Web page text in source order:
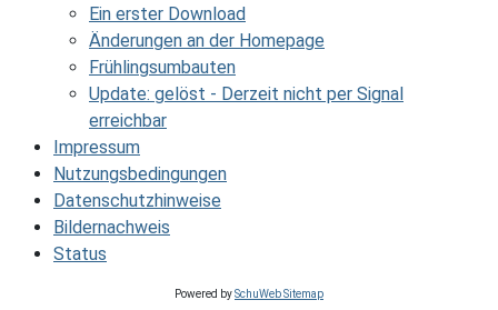
Ein erster Download
Änderungen an der Homepage
Frühlingsumbauten
Update: gelöst - Derzeit nicht per Signal
erreichbar
Impressum
Nutzungsbedingungen
Datenschutzhinweise
Bildernachweis
Status
Powered bySchuWeb Sitemap